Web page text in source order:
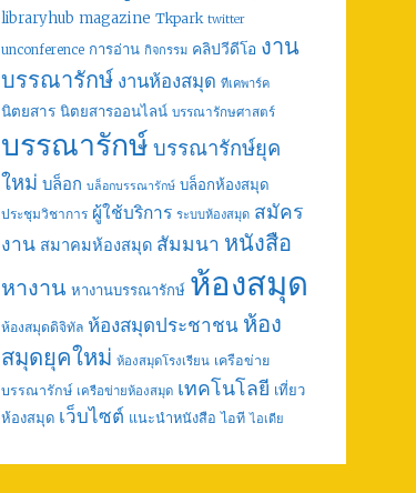
libraryhub magazine Tkpark twitter
unconference การอ่าน กิจกรรม คลิปวีดีโอ งาน
บรรณารักษ์ งานห้องสมุด ทีเคพาร์ค
นิตยสาร นิตยสารออนไลน์ บรรณารักษศาสตร์
บรรณารักษ์ บรรณารักษ์ยุค
ใหม่ บล็อก บล็อกบรรณารักษ์ บล็อกห้องสมุด
ประชุมวิชาการ ผู้ใช้บริการ ระบบห้องสมุด สมัคร
งาน สมาคมห้องสมุด สัมมนา หนังสือ
หางาน หางานบรรณารักษ์ ห้องสมุด
ห้องสมุดดิจิทัล ห้องสมุดประชาชน ห้อง
สมุดยุคใหม่ ห้องสมุดโรงเรียน เครือข่าย
บรรณารักษ์ เครือข่ายห้องสมุด เทคโนโลยี เที่ยว
ห้องสมุด เว็บไซต์ แนะนำหนังสือ ไอที ไอเดีย